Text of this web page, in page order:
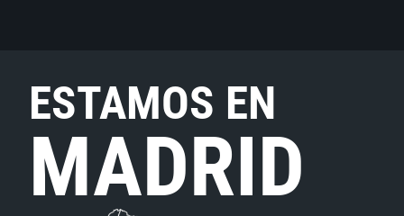
ESTAMOS EN
MADRID